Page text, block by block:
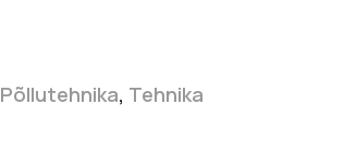
Põllutehnika, Tehnika